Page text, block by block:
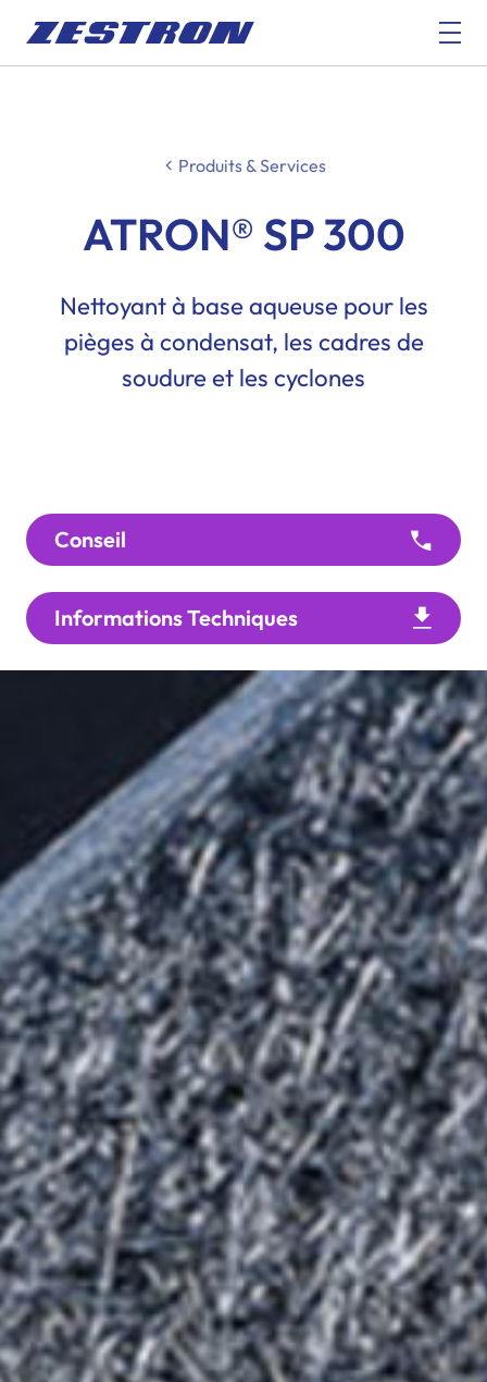
Produits & Services
ATRON® SP 300
Nettoyant à base aqueuse pour les
pièges à condensat, les cadres de
soudure et les cyclones
Conseil
Informations Techniques